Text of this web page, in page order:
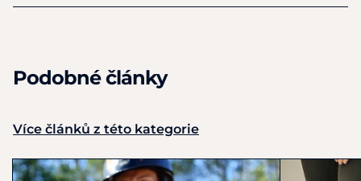
Podobné články
Více článků z této kategorie